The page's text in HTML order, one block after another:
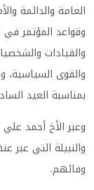
العامة والدائمة
وقواعد المؤتمر
والقيادات
والقوى السياسية،
بمناسبة العيد السادس
وعبر الأخ أحمد
والنبيلة التي
وفائهم.